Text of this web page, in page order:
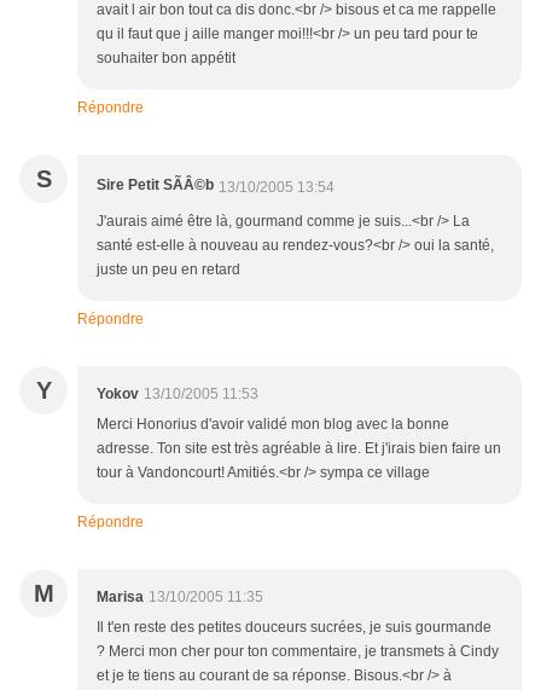
avait l air bon tout ca dis donc.<br /> bisous et ca me rappelle
qu il faut que j aille manger moi!!!<br /> un peu tard pour te
souhaiter bon appétit
Répondre
S Sire Petit SÃÂ©b 13/10/2005 13:54
J'aurais aimé être là, gourmand comme je suis...<br /> La
santé est-elle à nouveau au rendez-vous?<br /> oui la santé,
juste un peu en retard
Répondre
Y Yokov 13/10/2005 11:53
Merci Honorius d'avoir validé mon blog avec la bonne
adresse. Ton site est très agréable à lire. Et j'irais bien faire un
tour à Vandoncourt! Amitiés.<br /> sympa ce village
Répondre
M Marisa 13/10/2005 11:35
Il t'en reste des petites douceurs sucrées, je suis gourmande
? Merci mon cher pour ton commentaire, je transmets à Cindy
et je te tiens au courant de sa réponse. Bisous.<br /> à